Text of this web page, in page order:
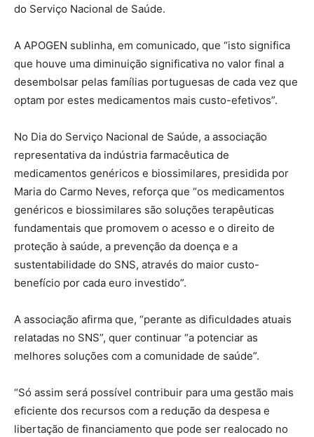
do Serviço Nacional de Saúde.
A APOGEN sublinha, em comunicado, que “isto significa
que houve uma diminuição significativa no valor final a
desembolsar pelas famílias portuguesas de cada vez que
optam por estes medicamentos mais custo-efetivos”.
No Dia do Serviço Nacional de Saúde, a associação
representativa da indústria farmacêutica de
medicamentos genéricos e biossimilares, presidida por
Maria do Carmo Neves, reforça que “os medicamentos
genéricos e biossimilares são soluções terapêuticas
fundamentais que promovem o acesso e o direito de
proteção à saúde, a prevenção da doença e a
sustentabilidade do SNS, através do maior custo-
benefício por cada euro investido”.
A associação afirma que, “perante as dificuldades atuais
relatadas no SNS”, quer continuar “a potenciar as
melhores soluções com a comunidade de saúde”.
“Só assim será possível contribuir para uma gestão mais
eficiente dos recursos com a redução da despesa e
libertação de financiamento que pode ser realocado no